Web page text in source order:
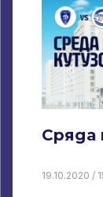
Сряда
19.10.2020 /